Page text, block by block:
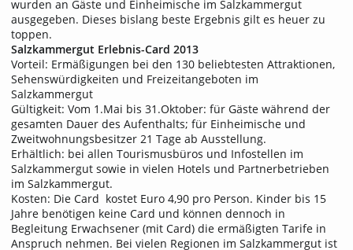
wurden an Gäste und Einheimische im Salzkammergut
ausgegeben. Dieses bislang beste Ergebnis gilt es heuer zu
toppen.
Salzkammergut Erlebnis-Card 2013
Vorteil: Ermäßigungen bei den 130 beliebtesten Attraktionen,
Sehenswürdigkeiten und Freizeitangeboten im
Salzkammergut
Gültigkeit: Vom 1.Mai bis 31.Oktober: für Gäste während der
gesamten Dauer des Aufenthalts; für Einheimische und
Zweitwohnungsbesitzer 21 Tage ab Ausstellung.
Erhältlich: bei allen Tourismusbüros und Infostellen im
Salzkammergut sowie in vielen Hotels und Partnerbetrieben
im Salzkammergut.
Kosten: Die Card kostet Euro 4,90 pro Person. Kinder bis 15
Jahre benötigen keine Card und können dennoch in
Begleitung Erwachsener (mit Card) die ermäßigten Tarife in
Anspruch nehmen. Bei vielen Regionen im Salzkammergut ist